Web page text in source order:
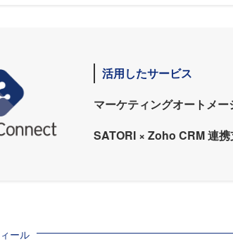
活用したサービス
マーケティングオートメー
SATORI × Zoho CRM 連
ール